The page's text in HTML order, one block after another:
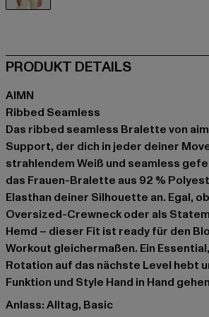
PRODUKT DETAILS
AIMN
Ribbed Seamless
Das ribbed seamless Bralette von
Support, der dich in jeder deiner
strahlendem Weiß und seamless
das Frauen-Bralette aus 92 %
Elasthan deiner Silhouette an. Egal,
Oversized-Crewneck oder als
Hemd – dieser Fit ist ready für den
Workout gleichermaßen. Ein
Rotation auf das nächste Level hebt
Funktion und Style Hand in Hand
Anlass: Alltag, Basic